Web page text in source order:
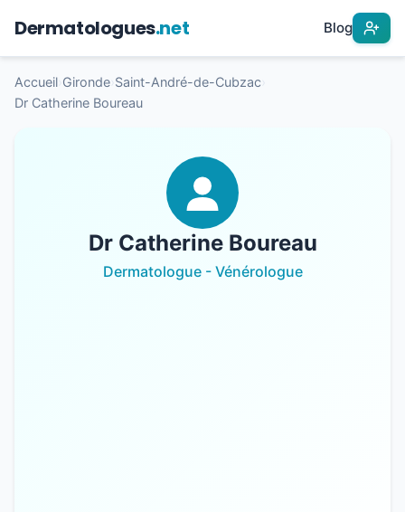
Dermatologues.net Blog
Accueil Gironde Saint-André-de-Cubzac
Dr Catherine Boureau
Dr Catherine Boureau
Dermatologue - Vénérologue